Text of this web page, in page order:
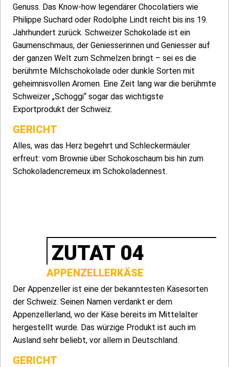
Genuss. Das Know-how legendärer Chocolatiers wie
Philippe Suchard oder Rodolphe Lindt reicht bis ins 19.
Jahrhundert zurück. Schweizer Schokolade ist ein
Gaumenschmaus, der Geniesserinnen und Geniesser auf
der ganzen Welt zum Schmelzen bringt – sei es die
berühmte Milchschokolade oder dunkle Sorten mit
geheimnisvollen Aromen. Eine Zeit lang war die berühmte
Schweizer „Schoggi“ sogar das wichtigste
Exportprodukt der Schweiz.
GERICHT
Alles, was das Herz begehrt und Schleckermäuler
erfreut: vom Brownie über Schokoschaum bis hin zum
Schokoladencremeux im Schokoladennest.
ZUTAT 04
APPENZELLERKÄSE
Der Appenzeller ist eine der bekanntesten Käsesorten
der Schweiz. Seinen Namen verdankt er dem
Appenzellerland, wo der Käse bereits im Mittelalter
hergestellt wurde. Das würzige Produkt ist auch im
Ausland sehr beliebt, vor allem in Deutschland.
GERICHT